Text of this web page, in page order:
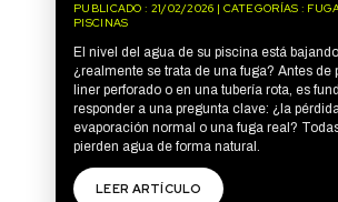
PUBLICADO : 21/02/2026 | CATEGORÍAS :
PISCINAS
El nivel del agua de su piscina está
¿realmente se trata de una fuga? Antes de
liner perforado o en una tubería rota, es
responder a una pregunta clave: ¿la
evaporación normal o una fuga real?
pierden agua de forma natural.
LEER ARTÍCULO